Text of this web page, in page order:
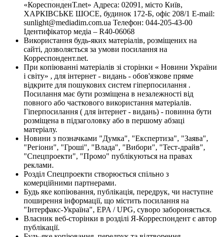
«КореспонденТ.net» Адреса: 02091, місто Київ,
ХАРКІВСЬКЕ ШОСЕ, будинок 172-Б, офіс 208/1 E-mail:
sunlight@mediadim.com.ua Телефон: 044-205-43-00
Ідентифікатор медіа – R40-06068
Використання будь-яких матеріалів, розміщених на
сайті, дозволяється за умови посилання на
Корреспондент.net.
При копіюванні матеріалів зі сторінки « Новини України
і світу» , для інтернет - видань - обов'язкове пряме
відкрите для пошукових систем гіперпосилання .
Посилання має бути розміщена в незалежності від
повного або часткового використання матеріалів.
Гіперпосилання ( для інтернет - видань) - повинна бути
розміщена в підзаголовку або в першому абзаці
матеріалу.
Новини з позначками "Думка", "Експертиза", "Заява",
"Регіони", "Гроші", "Влада", "Вибори", "Тест-драйв",
"Спецпроекти", "Промо" публікуються на правах
реклами.
Розділ Спецпроекти створюється спільно з
комерційними партнерами.
Будь яке копіювання, публікація, передрук, чи наступне
поширення інформації, що містить посилання на
"Інтерфакс-Україна", EPA / UPG, суворо забороняється.
Власник веб-сторінки в розділі Я-Корреспондент є автор
публікації.